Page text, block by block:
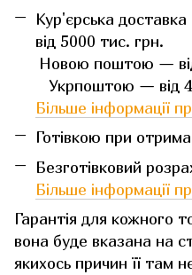
Кур'єрська
від 5000 тис. грн.
Новою поштою —
Укрпоштою — від
Більше інформації
Готівкою при
Безготівковий
Більше інформації
Гарантія для кожного
вона буде вказана на
якихось причин її там